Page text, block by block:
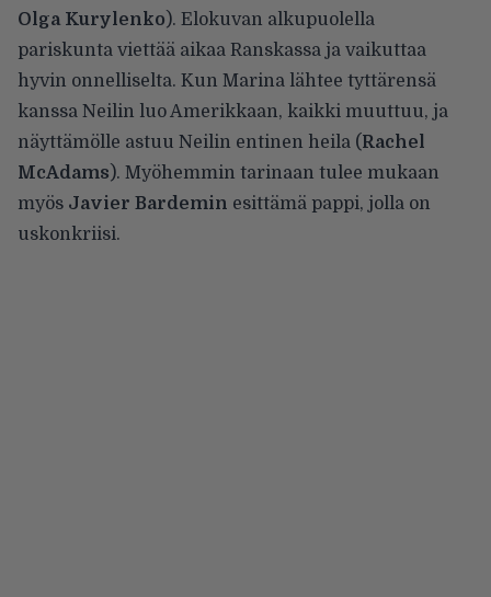
Olga Kurylenko). Elokuvan alkupuolella
pariskunta viettää aikaa Ranskassa ja vaikuttaa
hyvin onnelliselta. Kun Marina lähtee tyttärensä
kanssa Neilin luo Amerikkaan, kaikki muuttuu, ja
näyttämölle astuu Neilin entinen heila (Rachel
McAdams). Myöhemmin tarinaan tulee mukaan
myös Javier Bardemin esittämä pappi, jolla on
uskonkriisi.